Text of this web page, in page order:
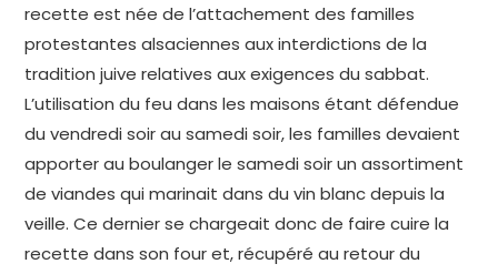
recette est née de l’attachement des familles
protestantes alsaciennes aux interdictions de la
tradition juive relatives aux exigences du sabbat.
L’utilisation du feu dans les maisons étant défendue
du vendredi soir au samedi soir, les familles devaient
apporter au boulanger le samedi soir un assortiment
de viandes qui marinait dans du vin blanc depuis la
veille. Ce dernier se chargeait donc de faire cuire la
recette dans son four et, récupéré au retour du